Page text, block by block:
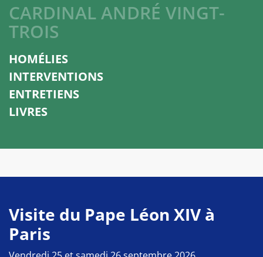
CARDINAL ANDRÉ VINGT-
TROIS
HOMÉLIES
INTERVENTIONS
ENTRETIENS
LIVRES
Visite du Pape Léon XIV à
Paris